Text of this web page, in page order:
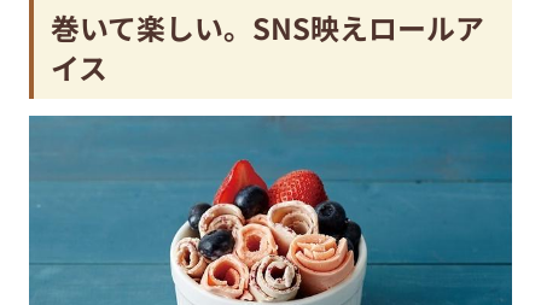
巻いて楽しい。SNS映えロールア
イス